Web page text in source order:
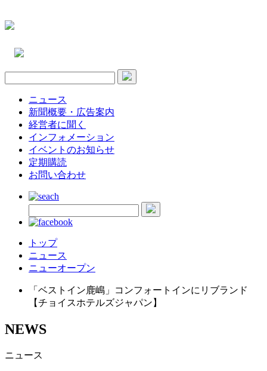
ニュース
新聞概要・広告案内
経営者に聞く
インフォメーション
イベントのお知らせ
定期購読
お問い合わせ
トップ
ニュース
ニューオープン
「ベストイン鹿嶋」コンフォートインにリブランド
【チョイスホテルズジャパン】
NEWS
ニュース